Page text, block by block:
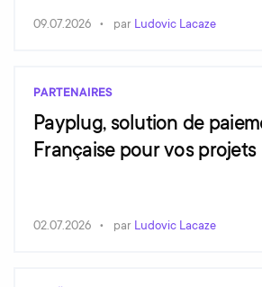
09.07.2026 par Ludovic Lacaze
PARTENAIRES
Payplug, solution de
Française pour vos
02.07.2026 par Ludovic Lacaze